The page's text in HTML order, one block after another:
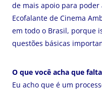
de mais apoio para
Ecofalante de Cinema
em todo o Brasil, porque
questões básicas
O que você acha que
Eu acho que é um